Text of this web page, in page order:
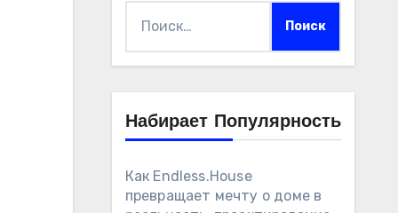
Набирает Популярность
Как Endless.House
превращает мечту о доме в